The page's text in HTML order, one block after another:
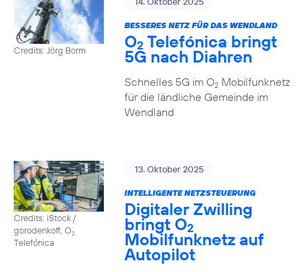
Credits: Jörg Borm
BESSERES NETZ FÜR DAS WENDLAND
O2 Telefónica bringt
5G nach Diahren
Schnelles 5G im O2Mobilfunknetz
für die ländliche Gemeinde im
Wendland
Credits: iStock /
gorodenkoff, O2
Telefónica
13. Oktober 2025
INTELLIGENTE NETZSTEUERUNG
Digitaler Zwilling
bringt O2
Mobilfunknetz auf
Autopilot